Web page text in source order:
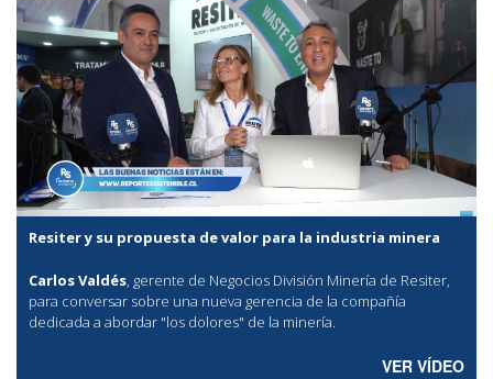
Resiter y su propuesta de valor para la industria minera
Carlos Valdés, gerente de Negocios División Minería de Resiter,
para conversar sobre una nueva gerencia de la compañía
dedicada a abordar "los dolores" de la minería.
VER VÍDEO